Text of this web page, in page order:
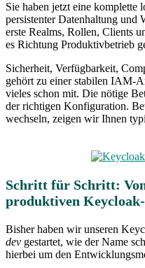
Sie haben jetzt eine
persistenter Datenhaltung und
erste Realms, Rollen, Clients
es Richtung Produktivbetrieb
Sicherheit, Verfügbarkeit,
gehört zu einer stabilen IAM-
vieles schon mit. Die nötige
der richtigen Konfiguration.
wechseln, zeigen wir Ihnen
Schritt für Schritt:
produktiven
Bisher haben wir unseren
dev gestartet, wie der Name
hierbei um den